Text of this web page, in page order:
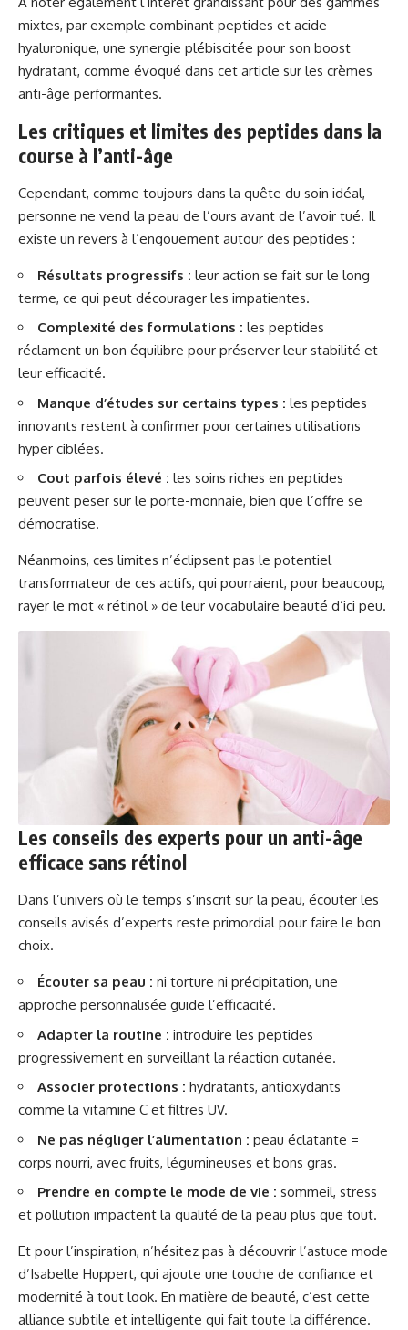
mixtes, par exemple combinant peptides et acide
hyaluronique, une synergie plébiscitée pour son boost
hydratant, comme évoqué dans cet article sur les crèmes
anti-âge performantes.
Les critiques et limites des peptides dans la
course à l’anti-âge
Cependant, comme toujours dans la quête du soin idéal,
personne ne vend la peau de l’ours avant de l’avoir tué. Il
existe un revers à l’engouement autour des peptides :
Résultats progressifs : leur action se fait sur le long
terme, ce qui peut décourager les impatientes.
Complexité des formulations : les peptides
réclament un bon équilibre pour préserver leur stabilité et
leur efficacité.
Manque d’études sur certains types : les peptides
innovants restent à confirmer pour certaines utilisations
hyper ciblées.
Cout parfois élevé : les soins riches en peptides
peuvent peser sur le porte-monnaie, bien que l’offre se
démocratise.
Néanmoins, ces limites n’éclipsent pas le potentiel
transformateur de ces actifs, qui pourraient, pour beaucoup,
rayer le mot « rétinol » de leur vocabulaire beauté d’ici peu.
Les conseils des experts pour un anti-âge
efficace sans rétinol
Dans l’univers où le temps s’inscrit sur la peau, écouter les
conseils avisés d’experts reste primordial pour faire le bon
choix.
Écouter sa peau : ni torture ni précipitation, une
approche personnalisée guide l’efficacité.
Adapter la routine : introduire les peptides
progressivement en surveillant la réaction cutanée.
Associer protections : hydratants, antioxydants
comme la vitamine C et filtres UV.
Ne pas négliger l’alimentation : peau éclatante =
corps nourri, avec fruits, légumineuses et bons gras.
Prendre en compte le mode de vie : sommeil, stress
et pollution impactent la qualité de la peau plus que tout.
Et pour l’inspiration, n’hésitez pas à découvrir l’astuce mode
d’Isabelle Huppert, qui ajoute une touche de confiance et
modernité à tout look. En matière de beauté, c’est cette
alliance subtile et intelligente qui fait toute la différence.